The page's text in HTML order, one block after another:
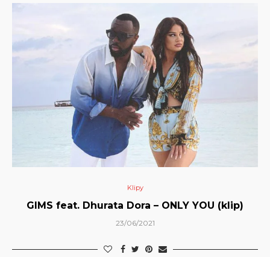
Klipy
GIMS feat. Dhurata Dora – ONLY YOU (klip)
23/06/2021